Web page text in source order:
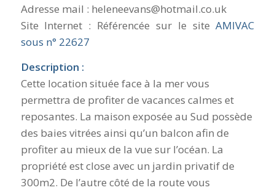
Adresse mail : heleneevans@hotmail.co.uk
Site Internet : Référencée sur le siteAMIVAC
sous n° 22627
Description :
Cette location située face à la mer vous
permettra de profiter de vacances calmes et
reposantes. La maison exposée au Sud possède
des baies vitrées ainsi qu’un balcon afin de
profiter au mieux de la vue sur l’océan. La
propriété est close avec un jardin privatif de
300m2. De l’autre côté de la route vous